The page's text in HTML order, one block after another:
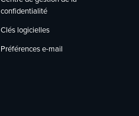
confidentialité
Clés logicielles
Préférences e-mail